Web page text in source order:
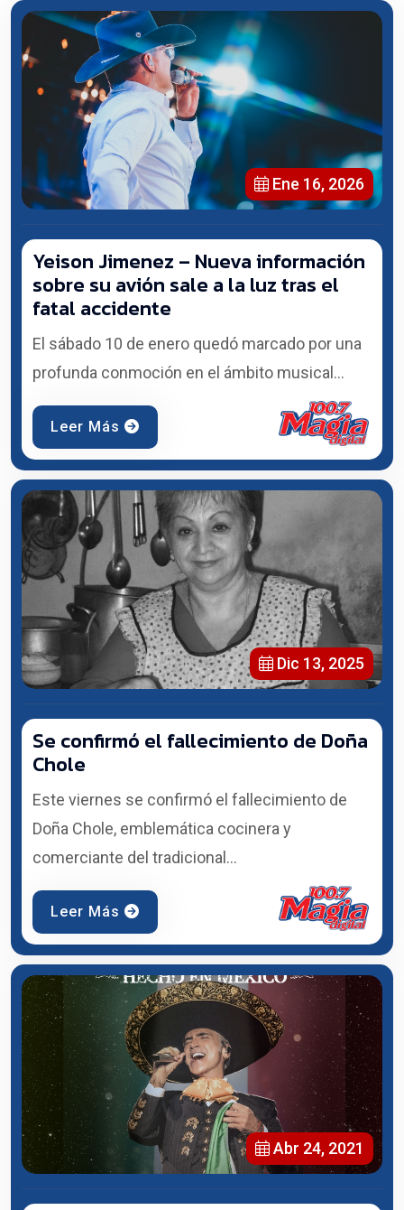
Ene 16, 2026
Yeison Jimenez – Nueva información
sobre su avión sale a la luz tras el
fatal accidente
El sábado 10 de enero quedó marcado por una
profunda conmoción en el ámbito musical...
Leer Más
Dic 13, 2025
Se confirmó el fallecimiento de Doña
Chole
Este viernes se confirmó el fallecimiento de
Doña Chole, emblemática cocinera y
comerciante del tradicional...
Leer Más
Abr 24, 2021